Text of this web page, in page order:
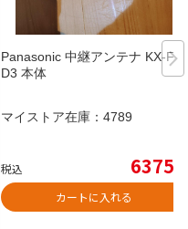
Panasonic 中継アンテナ KX-FK
D3 本体
マイストア在庫： 4789
税込 6375
カートに入れる